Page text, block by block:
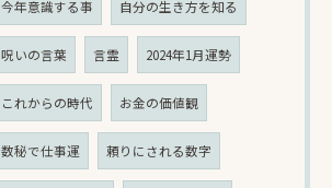
今年意識する事 自分の生き方を知る
呪いの言葉 言霊 2024年1月運勢
これからの時代 お金の価値観
数秘で仕事運 頼りにされる数字